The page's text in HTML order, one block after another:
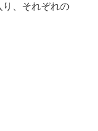
り、それぞれの